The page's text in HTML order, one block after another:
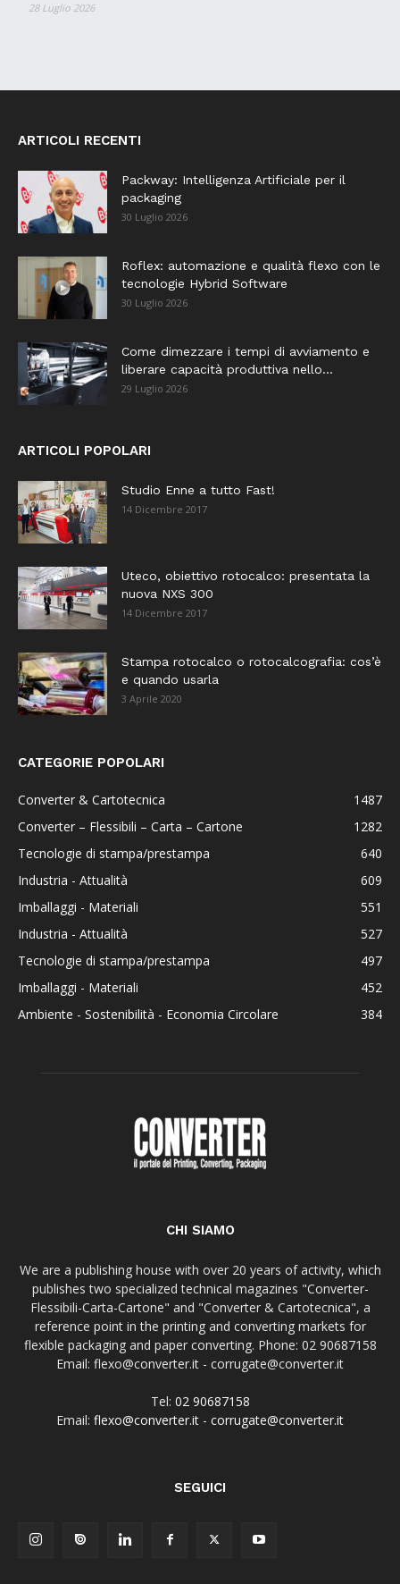
28 Luglio 2026
ARTICOLI RECENTI
Packway: Intelligenza Artificiale per il
packaging
30 Luglio 2026
Roflex: automazione e qualità flexo con le
tecnologie Hybrid Software
30 Luglio 2026
Come dimezzare i tempi di avviamento e
liberare capacità produttiva nello...
29 Luglio 2026
ARTICOLI POPOLARI
Studio Enne a tutto Fast!
14 Dicembre 2017
Uteco, obiettivo rotocalco: presentata la
nuova NXS 300
14 Dicembre 2017
Stampa rotocalco o rotocalcografia: cos’è
e quando usarla
3 Aprile 2020
CATEGORIE POPOLARI
Converter & Cartotecnica
1487
Converter – Flessibili – Carta – Cartone
1282
Tecnologie di stampa/prestampa
640
Industria - Attualità
609
Imballaggi - Materiali
551
Industria - Attualità
527
Tecnologie di stampa/prestampa
497
Imballaggi - Materiali
452
Ambiente - Sostenibilità - Economia Circolare
384
CHI SIAMO
We are a publishing house with over 20 years of activity, which
publishes two specialized technical magazines "Converter-
Flessibili-Carta-Cartone" and "Converter & Cartotecnica", a
reference point in the printing and converting markets for
flexible packaging and paper converting. Phone: 02 90687158
Email: flexo@converter.it - corrugate@converter.it
Tel: 02 90687158
Email: flexo@converter.it - corrugate@converter.it
SEGUICI